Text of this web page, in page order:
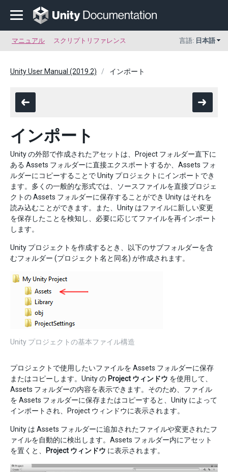
マニュアル スクリプトリファレンス 言語: 日本語
Unity User Manual (2019.2) インポート
インポート
Unity の外部で作成されたアセットは、Project フォルダー直下に
ある Assets フォルダーに直接エクスポートするか、Assets フォ
ルダーにコピーすることで Unity プロジェクトにインポートでき
ます。多くの一般的な形式では、ソースファイルを直接プロジェ
クトの Assets フォルダーに保存することができ Unity はそれを
読み込むことができます。また、Unity はファイルに新しい変更
を保存したことを検知し、必要に応じてファイルを再インポート
します。
Unity プロジェクトを作成するとき、以下のサブフォルダーを含
むフォルダー (プロジェクト名と同名) が作成されます。
Unity プロジェクトの基本ファイル構造
プロジェクトで使用したいファイルを Assets フォルダーに保存
またはコピーします。Unity の Project ウィンドウ を使用して、
Assets フォルダーの内容を表示できます。そのため、ファイル
を Assets フォルダーに保存またはコピーすると、Unity によって
インポートされ、Project ウィンドウに表示されます。
Unity は Assets フォルダーに追加されたファイルや変更されたフ
ァイルを自動的に検出します。Assets フォルダー内にアセット
を置くと、
Project ウィンドウ に表示されます。